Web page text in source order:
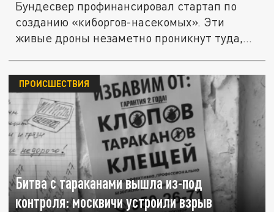
Бундесвер профинансировал стартап по
созданию «киборгов-насекомых». Эти
живые дроны незаметно проникнут туда,...
Битва с тараканами вышла из-под
контроля: москвичи устроили взрыв
ПРОИСШЕСТВИЯ